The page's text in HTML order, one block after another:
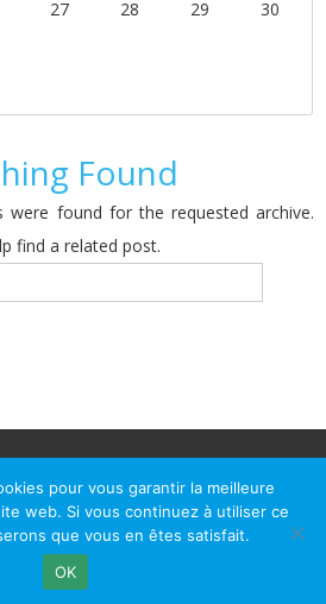
27 28 29
30
Found
were found for the requested archive.
find a related post.
BP 7, place du Général de Gaulle, 47520
- Téléphone: +33 5 53 77 18 77
pour vous garantir la meilleure
web. Si vous continuez à utiliser ce
que vous en êtes satisfait.
OK